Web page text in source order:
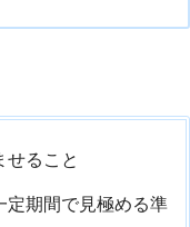
せること
定期間で見極める準